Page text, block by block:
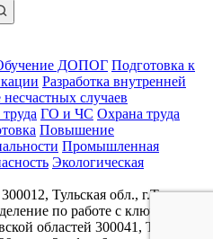
ДОПОГ Подготовка к
Разработка внутренней
случаев
ГО и ЧС Охрана труда
Повышение
Промышленная
Экологическая
300012, Тульская обл., г.Тула,
по работе с ключевыми
областей 300041, Тульская